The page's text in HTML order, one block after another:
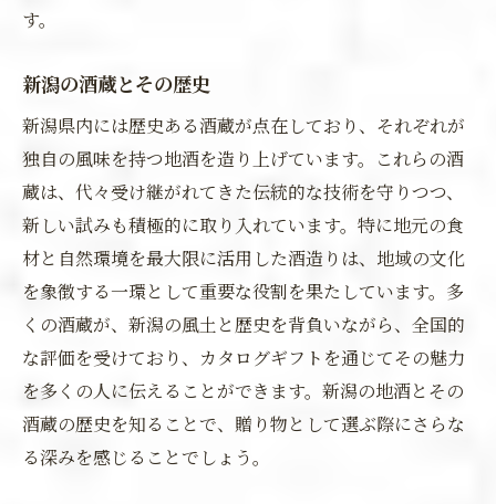
す。
新潟の酒蔵とその歴史
新潟県内には歴史ある酒蔵が点在しており、それぞれが
独自の風味を持つ地酒を造り上げています。これらの酒
蔵は、代々受け継がれてきた伝統的な技術を守りつつ、
新しい試みも積極的に取り入れています。特に地元の食
材と自然環境を最大限に活用した酒造りは、地域の文化
を象徴する一環として重要な役割を果たしています。多
くの酒蔵が、新潟の風土と歴史を背負いながら、全国的
な評価を受けており、カタログギフトを通じてその魅力
を多くの人に伝えることができます。新潟の地酒とその
酒蔵の歴史を知ることで、贈り物として選ぶ際にさらな
る深みを感じることでしょう。